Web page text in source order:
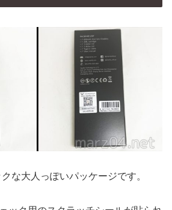
な大人っぽいパッケージです。